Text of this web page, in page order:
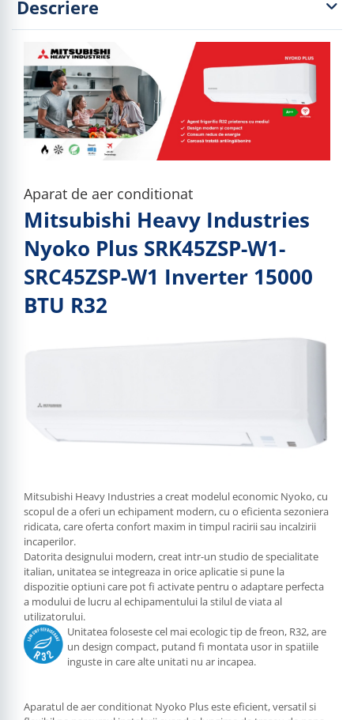
Descriere
Aparat de aer conditionat
Mitsubishi Heavy Industries
Nyoko Plus SRK45ZSP-W1-
SRC45ZSP-W1 Inverter 15000
BTU R32
Mitsubishi Heavy Industries a creat modelul economic Nyoko, cu
scopul de a oferi un echipament modern, cu o eficienta sezoniera
ridicata, care oferta confort maxim in timpul racirii sau incalzirii
incaperilor.
Datorita designului modern, creat intr-un studio de specialitate
italian, unitatea se integreaza in orice aplicatie si pune la
dispozitie optiuni care pot fi activate pentru o adaptare perfecta
a modului de lucru al echipamentului la stilul de viata al
utilizatorului.
Unitatea foloseste cel mai ecologic tip de freon, R32, are
un design compact, putand fi montata usor in spatiile
inguste in care alte unitati nu ar incapea.
Aparatul de aer conditionat Nyoko Plus este eficient, versatil si